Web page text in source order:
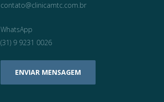
contato@clinicamtc.com.br
WhatsApp
(31) 9 9231 0026
ENVIAR MENSAGEM